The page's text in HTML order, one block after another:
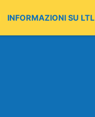
INFORMAZIONI SU LTL